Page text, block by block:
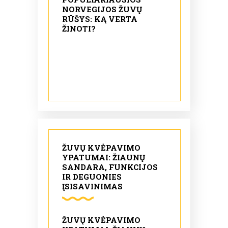
NORVEGIJOS ŽUVŲ
RŪŠYS: KĄ VERTA
ŽINOTI?
ŽUVŲ KVĖPAVIMO
YPATUMAI: ŽIAUNŲ
SANDARA, FUNKCIJOS
IR DEGUONIES
ĮSISAVINIMAS
ŽUVŲ KVĖPAVIMO